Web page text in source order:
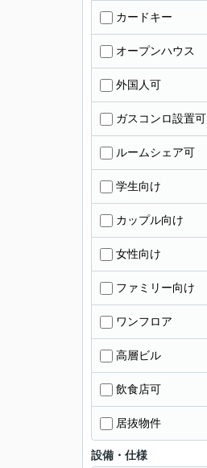
カードキー
オープンハウス
外国人可
ガスコンロ設置可
ルームシェア可
学生向け
カップル向け
女性向け
ファミリー向け
ワンフロア
高層ビル
飲食店可
居抜物件
設備・仕様